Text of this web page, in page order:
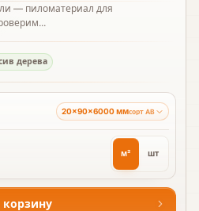
— пиломатериал для
дерева
20×90×6000 ммсорт AB
м² шт
корзину